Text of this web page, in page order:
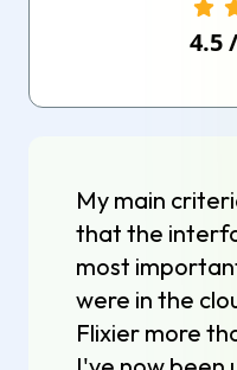
4.5/
My main
that the
most
were in the
Flixier more